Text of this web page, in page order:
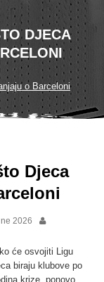
DJECA
o Barceloni
Djeca
2026
će osvojiti Ligu
biraju klubove po
krize, ponovo